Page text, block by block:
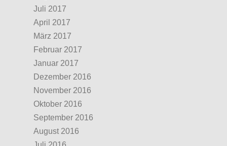
Juli 2017
April 2017
März 2017
Februar 2017
Januar 2017
Dezember 2016
November 2016
Oktober 2016
September 2016
August 2016